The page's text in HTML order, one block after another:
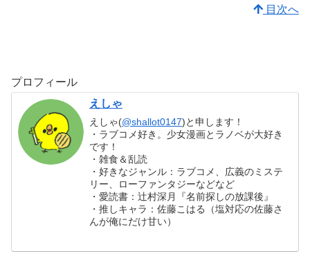
目次へ
プロフィール
えしゃ
えしゃ(@shallot0147)と申します！
・ラブコメ好き。少女漫画とラノベが大好き
です！
・雑食＆乱読
・好きなジャンル：ラブコメ、広義のミステ
リー、ローファンタジーなどなど
・愛読書：辻村深月『名前探しの放課後』
・推しキャラ：佐藤こはる（塩対応の佐藤さ
んが俺にだけ甘い）